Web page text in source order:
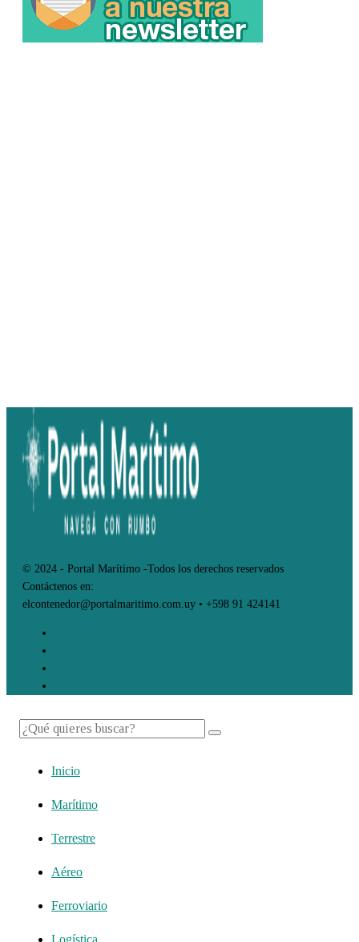
© 2024 - Portal Marítimo -Todos los derechos reservados
Contáctenos en:
elcontenedor@portalmaritimo.com.uy • +598 91 424141
Inicio
Marítimo
Terrestre
Aéreo
Ferroviario